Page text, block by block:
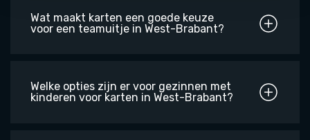
Wat maakt karten een goede keuze
voor een teamuitje in West-Brabant?
Welke opties zijn er voor gezinnen met
kinderen voor karten in West-Brabant?